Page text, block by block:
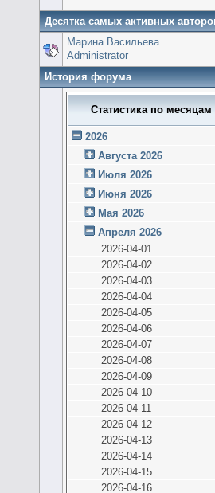
Десятка самых активных
Марина Васильева
Administrator
История форума
Статистика по месяцам
2026
Августа 2026
Июля 2026
Июня 2026
Мая 2026
Апреля 2026
2026-04-01
2026-04-02
2026-04-03
2026-04-04
2026-04-05
2026-04-06
2026-04-07
2026-04-08
2026-04-09
2026-04-10
2026-04-11
2026-04-12
2026-04-13
2026-04-14
2026-04-15
2026-04-16